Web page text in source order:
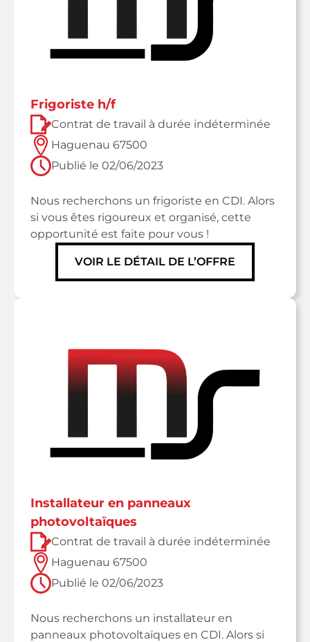
frigoriste h/f
Contrat de travail à durée indéterminée
Haguenau 67500
Publié le 02/06/2023
Nous recherchons un frigoriste en CDI. Alors
si vous êtes rigoureux et organisé, cette
opportunité est faite pour vous !
VOIR LE DÉTAIL DE L’OFFRE
installateur en panneaux
photovoltaïques
Contrat de travail à durée indéterminée
Haguenau 67500
Publié le 02/06/2023
Nous recherchons un installateur en
panneaux photovoltaïques en CDI. Alors si